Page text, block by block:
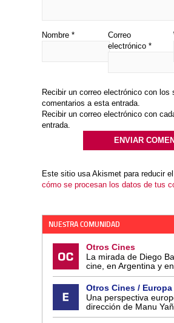
Nombre *
Correo
electrónico *
Recibir un correo electrónico con los
comentarios a esta entrada.
Recibir un correo electrónico con
entrada.
Este sitio usa Akismet para reducir
cómo se procesan los datos de tus
NUESTRA COMUNIDAD
Otros Cines
La mirada de Diego
cine, en Argentina y
Otros Cines / Europa
Una perspectiva
dirección de Manu